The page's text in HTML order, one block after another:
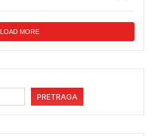
LOAD MORE
PRETRAGA